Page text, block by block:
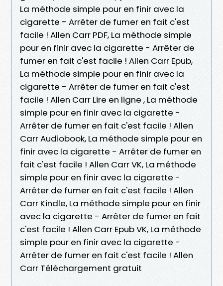
La méthode simple pour en finir avec la
cigarette - Arrêter de fumer en fait c'est
facile ! Allen Carr PDF, La méthode simple
pour en finir avec la cigarette - Arrêter de
fumer en fait c'est facile ! Allen Carr Epub,
La méthode simple pour en finir avec la
cigarette - Arrêter de fumer en fait c'est
facile ! Allen Carr Lire en ligne , La méthode
simple pour en finir avec la cigarette -
Arrêter de fumer en fait c'est facile ! Allen
Carr Audiobook, La méthode simple pour en
finir avec la cigarette - Arrêter de fumer en
fait c'est facile ! Allen Carr VK, La méthode
simple pour en finir avec la cigarette -
Arrêter de fumer en fait c'est facile ! Allen
Carr Kindle, La méthode simple pour en finir
avec la cigarette - Arrêter de fumer en fait
c'est facile ! Allen Carr Epub VK, La méthode
simple pour en finir avec la cigarette -
Arrêter de fumer en fait c'est facile ! Allen
Carr Téléchargement gratuit